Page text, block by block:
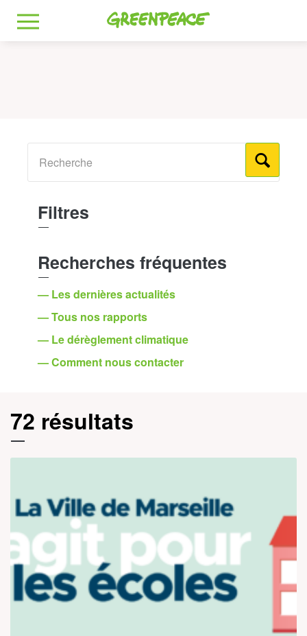
Greenpeace
MENU
Filtres
Recherches fréquentes
— Les dernières actualités
— Tous nos rapports
— Le dérèglement climatique
— Comment nous contacter
72 résultats